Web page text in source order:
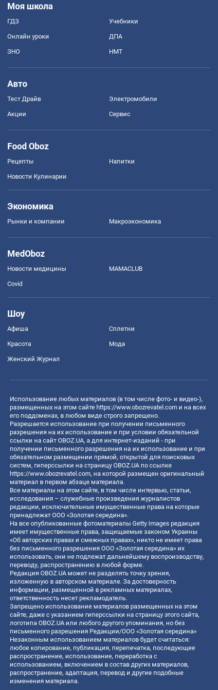
Моя школа
ГДЗ Учебники
Онлайн уроки ДПА
ЗНО НМТ
Авто
Тест Драйв Электромобили
Акции Сервис
Food Oboz
Рецепты Напитки
Новости Кулинарии
Экономика
Рынки и компании Mакроэкономика
MedOboz
Новости медицины MAMACLUB
Covid
Шоу
Афиша Сплетни
Красота Мода
Женский Журнал
Использование любых материалов (в том числе фото- и видео-),
размещенных на этом сайте https://www.obozrevatel.com и на всех
его поддоменах, в любом виде строго запрещено.
Разрешается использование при получении письменного
разрешения на их использование и при условии обязательной
ссылки на сайт OBOZ.UA, а для интернет-изданий - при
получении письменного разрешения на их использование и при
обязательном размещении прямой, открытой для поисковых
систем, гиперссылки на страницу OBOZ.UA по ссылке
https://www.obozrevatel.com, на которой размещен оригинальный
материал в первом абзаце материала.
Все материалы на этом сайте, в том числе интервью, статьи,
исследования – служебные произведения журналистов
редакции, исключительные имущественные права на которые
принадлежат ООО «Золотая середина».
На все опубликованные фотоматериалы Getty Images редакция
имеет имущественные права, защищаемые законом Украины
«Об авторских правах и смежных правах», никто не имеет права
без письменного разрешения ООО «Золотая середина» их
использовать, они не подлежат дальнейшему воспроизводству,
переводу, распространению в любой форме.
Редакция OBOZ.UA может не разделять точку зрения,
изложенную в авторском материале. За достоверность
информации, размещенной в рекламных материалах,
ответственность несет рекламодатель.
Запрещено использование материалов размещенных на этом
сайте, даже с указанием гиперссылки на страницу этого сайта,
логотипа OBOZ.UA или любого другого упоминания, но без
письменного разрешения Редакции/ООО «Золотая середина»
Незаконным использованием материалов будет считаться:
любое копирование, публикация, перепечатка, последующее
распространение, использование, переработка с
использованием, включением в состав других материалов,
распространение, адаптация, перевод и другие подобные
изменения материала.